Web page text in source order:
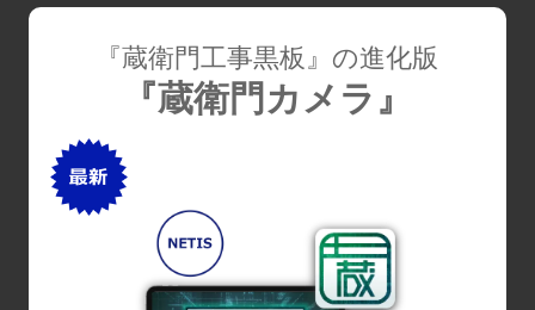
『蔵衛門工事黒板』の進化版
『蔵衛門カメラ』